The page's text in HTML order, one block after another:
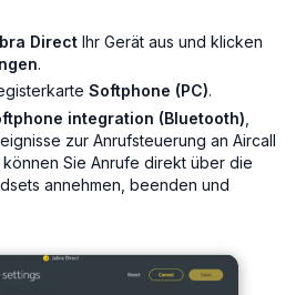
Direct Ihr Gerät aus und klicken
.
Softphone (PC).
integration (Bluetooth)
zur Anrufsteuerung an Aircall
Sie Anrufe direkt über die
annehmen, beenden und